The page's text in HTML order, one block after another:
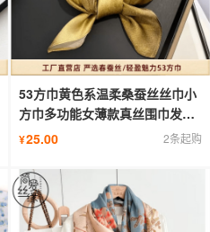
53方巾黄色系温柔桑蚕丝丝巾小
方巾多功能女薄款真丝围巾发带
领巾
¥25.00 2条起购